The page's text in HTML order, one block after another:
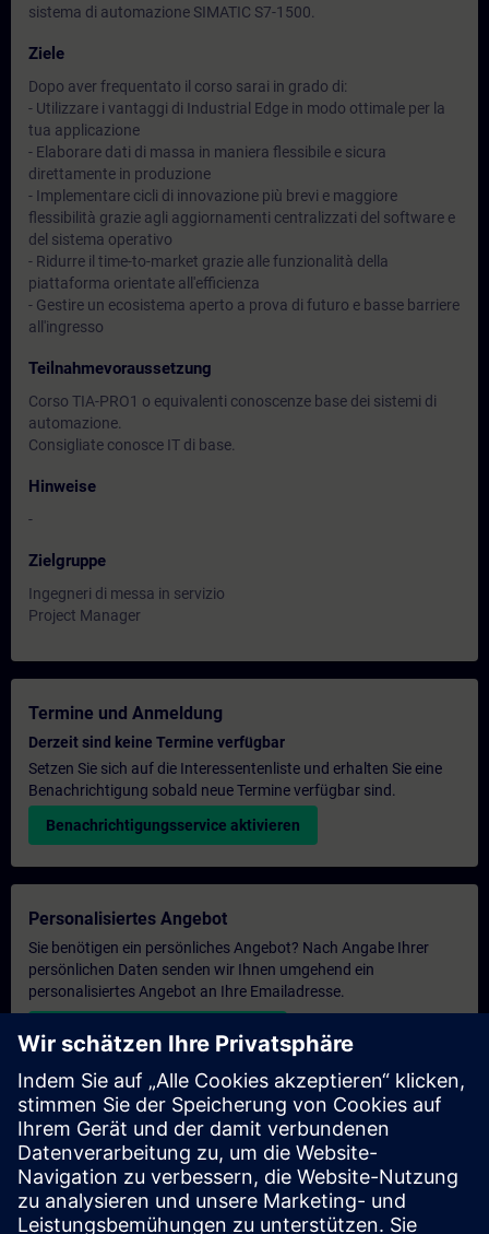
sistema di automazione SIMATIC S7-1500.
Ziele
Dopo aver frequentato il corso sarai in grado di:
- Utilizzare i vantaggi di Industrial Edge in modo ottimale per la
tua applicazione
- Elaborare dati di massa in maniera flessibile e sicura
direttamente in produzione
- Implementare cicli di innovazione più brevi e maggiore
flessibilità grazie agli aggiornamenti centralizzati del software e
del sistema operativo
- Ridurre il time-to-market grazie alle funzionalità della
piattaforma orientate all'efficienza
- Gestire un ecosistema aperto a prova di futuro e basse barriere
all'ingresso
Teilnahmevoraussetzung
Corso TIA-PRO1 o equivalenti conoscenze base dei sistemi di
automazione.
Consigliate conosce IT di base.
Hinweise
-
Zielgruppe
Ingegneri di messa in servizio
Project Manager
Termine und Anmeldung
Derzeit sind keine Termine verfügbar
Setzen Sie sich auf die Interessentenliste und erhalten Sie eine
Benachrichtigung sobald neue Termine verfügbar sind.
Benachrichtigungsservice aktivieren
Personalisiertes Angebot
Sie benötigen ein persönliches Angebot? Nach Angabe Ihrer
persönlichen Daten senden wir Ihnen umgehend ein
personalisiertes Angebot an Ihre Emailadresse.
Persönliches Angebot zusenden
Anfrage Exklusivtraining
Haben Sie Bedarf an einem höheren Schulungsangebot und
brauchen ein exklusives Training – entweder vor Ort bei Ihnen,
virtuell oder in einem SITRAIN Trainingscenter? Nachdem Sie
uns Ihre persönlichen Daten und Ihren Trainingsbedarf